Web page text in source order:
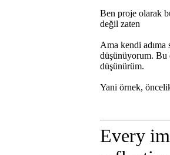
Ben proje olarak
değil zaten
Ama kendi
düşünüyorum. Bu
düşünürüm.
Yani örnek,
Every